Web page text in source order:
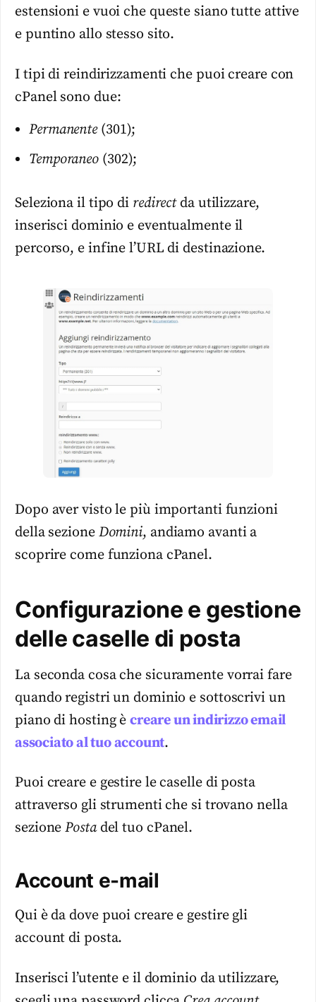
estensioni e vuoi che queste siano tutte attive
e puntino allo stesso sito.
I tipi di reindirizzamenti che puoi creare con
cPanel sono due:
Permanente(301);
Temporaneo (302);
Seleziona il tipo di redirectda utilizzare,
inserisci dominio e eventualmente il
percorso, e infine l’URL di destinazione.
Dopo aver visto le più importanti funzioni
della sezione Domini, andiamo avanti a
scoprire come funziona cPanel.
Configurazione e gestione
delle caselle di posta
La seconda cosa che sicuramente vorrai fare
quando registri un dominio e sottoscrivi un
piano di hosting ècreare un indirizzo email
associato al tuo account.
Puoi creare e gestire le caselle di posta
attraverso gli strumenti che si trovano nella
sezionePostadel tuo cPanel.
Account e-mail
Qui è da dove puoi creare e gestire gli
account di posta.
Inserisci l’utente e il dominio da utilizzare,